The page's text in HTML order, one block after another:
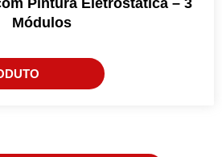
Pintura Eletrostática – 3
Módulos